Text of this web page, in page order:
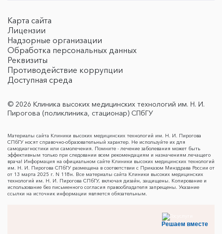
Карта сайта
Лицензии
Надзорные организации
Обработка персональных данных
Реквизиты
Противодействие коррупции
Доступная среда
© 2026 Клиника высоких медицинских технологий им. Н. И.
Пирогова (поликлиника, стационар) СПбГУ
Материалы сайта Клиники высоких медицинских технологий им. Н. И. Пирогова
СПбГУ носят справочно-образовательный характер. Не используйте их для
самодиагностики или самолечения. Помните - лечение заболевания может быть
эффективным только при следовании всем рекомендациям и назначениям лечащего
врача! Информация на официальном сайте Клиники высоких медицинских технологий
им. Н. И. Пирогова СПбГУ размещена в соответствии с Приказом Минздрава России от
от 13 марта 2025 г. N 118н. Все материалы сайта Клиники высоких медицинских
технологий им. Н. И. Пирогова СПбГУ, включая дизайн, защищены. Копирование и
использование без письменного согласия правообладателя запрещены. Указание
ссылки на источник информации является обязательным.
Решаем вместе